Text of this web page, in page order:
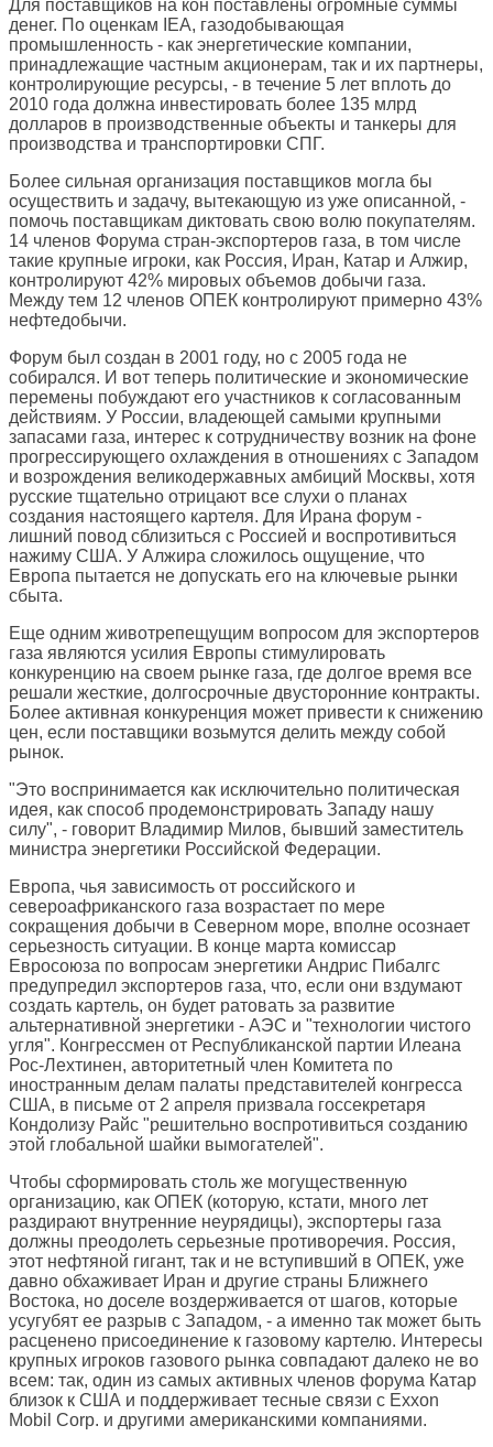
Для поставщиков на кон поставлены огромные суммы
денег. По оценкам IEA, газодобывающая
промышленность - как энергетические компании,
принадлежащие частным акционерам, так и их партнеры,
контролирующие ресурсы, - в течение 5 лет вплоть до
2010 года должна инвестировать более 135 млрд
долларов в производственные объекты и танкеры для
производства и транспортировки СПГ.
Более сильная организация поставщиков могла бы
осуществить и задачу, вытекающую из уже описанной, -
помочь поставщикам диктовать свою волю покупателям.
14 членов Форума стран-экспортеров газа, в том числе
такие крупные игроки, как Россия, Иран, Катар и Алжир,
контролируют 42% мировых объемов добычи газа.
Между тем 12 членов ОПЕК контролируют примерно 43%
нефтедобычи.
Форум был создан в 2001 году, но с 2005 года не
собирался. И вот теперь политические и экономические
перемены побуждают его участников к согласованным
действиям. У России, владеющей самыми крупными
запасами газа, интерес к сотрудничеству возник на фоне
прогрессирующего охлаждения в отношениях с Западом
и возрождения великодержавных амбиций Москвы, хотя
русские тщательно отрицают все слухи о планах
создания настоящего картеля. Для Ирана форум -
лишний повод сблизиться с Россией и воспротивиться
нажиму США. У Алжира сложилось ощущение, что
Европа пытается не допускать его на ключевые рынки
сбыта.
Еще одним животрепещущим вопросом для экспортеров
газа являются усилия Европы стимулировать
конкуренцию на своем рынке газа, где долгое время все
решали жесткие, долгосрочные двусторонние контракты.
Более активная конкуренция может привести к снижению
цен, если поставщики возьмутся делить между собой
рынок.
"Это воспринимается как исключительно политическая
идея, как способ продемонстрировать Западу нашу
силу", - говорит Владимир Милов, бывший заместитель
министра энергетики Российской Федерации.
Европа, чья зависимость от российского и
североафриканского газа возрастает по мере
сокращения добычи в Северном море, вполне осознает
серьезность ситуации. В конце марта комиссар
Евросоюза по вопросам энергетики Андрис Пибалгс
предупредил экспортеров газа, что, если они вздумают
создать картель, он будет ратовать за развитие
альтернативной энергетики - АЭС и "технологии чистого
угля". Конгрессмен от Республиканской партии Илеана
Рос-Лехтинен, авторитетный член Комитета по
иностранным делам палаты представителей конгресса
США, в письме от 2 апреля призвала госсекретаря
Кондолизу Райс "решительно воспротивиться созданию
этой глобальной шайки вымогателей".
Чтобы сформировать столь же могущественную
организацию, как ОПЕК (которую, кстати, много лет
раздирают внутренние неурядицы), экспортеры газа
должны преодолеть серьезные противоречия. Россия,
этот нефтяной гигант, так и не вступивший в ОПЕК, уже
давно обхаживает Иран и другие страны Ближнего
Востока, но доселе воздерживается от шагов, которые
усугубят ее разрыв с Западом, - а именно так может быть
расценено присоединение к газовому картелю. Интересы
крупных игроков газового рынка совпадают далеко не во
всем: так, один из самых активных членов форума Катар
близок к США и поддерживает тесные связи с Exxon
Mobil Corp. и другими американскими компаниями.